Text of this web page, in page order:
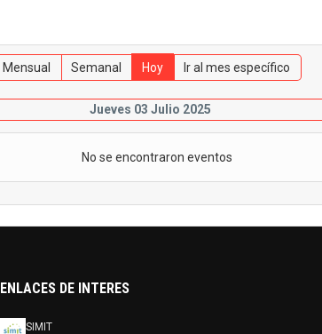
Mensual Semanal Hoy Ir al mes específico
Jueves 03 Julio 2025
No se encontraron eventos
ENLACES DE INTERES
SIMIT